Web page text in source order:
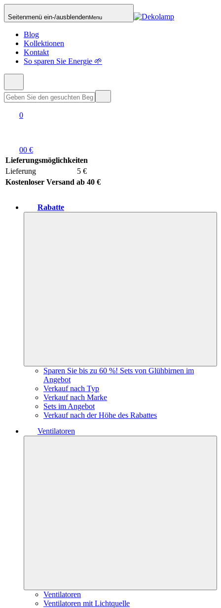
Seitenmenü ein-/ausblendenMenu
Blog
Kollektionen
Kontakt
So sparen Sie Energie 🌱
0
00 €
Lieferungsmöglichkeiten
Lieferung
5 €
Kostenloser Versand ab 40 €
Rabatte
Sparen Sie bis zu 60 %! Sets von Glühbirnen im
Angebot
Verkauf nach Typ
Verkauf nach Marke
Sets im Angebot
Verkauf nach der Höhe des Rabattes
Ventilatoren
Ventilatoren
Ventilatoren mit Lichtquelle